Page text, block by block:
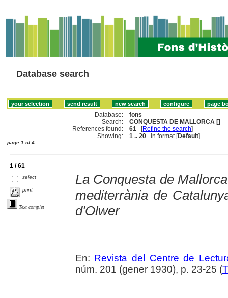
Database search
Database:
fons
Search:
CONQUESTA DE MALLORCA []
References found:
61 [Refine the search]
Showing:
1 .. 20 in format [Default]
page 1 of 4
1 / 61
select
print
Text complet
La Conquesta de
mediterrània de
d'Olwer
En: Revista del Centre de
núm. 201 (gener 1930), p. 23-25 (